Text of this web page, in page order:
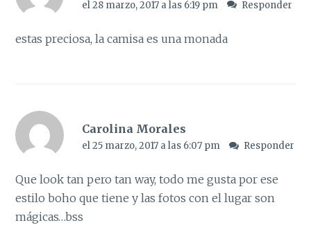
el 28 marzo, 2017 a las 6:19 pm Responder
estas preciosa, la camisa es una monada
Carolina Morales
el 25 marzo, 2017 a las 6:07 pm Responder
Que look tan pero tan way, todo me gusta por ese
estilo boho que tiene y las fotos con el lugar son
mágicas…bss